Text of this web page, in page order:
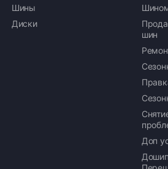
Шины
Диски
шин
Доп